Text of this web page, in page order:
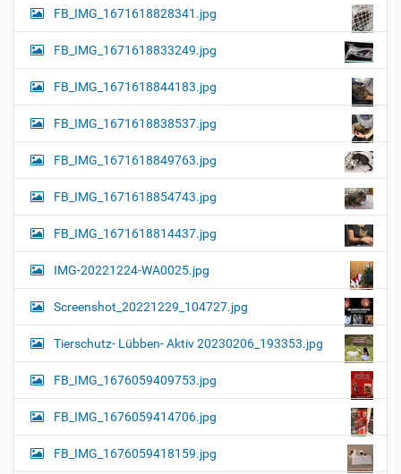
FB_IMG_1671618828341.jpg
FB_IMG_1671618833249.jpg
FB_IMG_1671618844183.jpg
FB_IMG_1671618838537.jpg
FB_IMG_1671618849763.jpg
FB_IMG_1671618854743.jpg
FB_IMG_1671618814437.jpg
IMG-20221224-WA0025.jpg
Screenshot_20221229_104727.jpg
Tierschutz- Lübben- Aktiv 20230206_193353.jpg
FB_IMG_1676059409753.jpg
FB_IMG_1676059414706.jpg
FB_IMG_1676059418159.jpg